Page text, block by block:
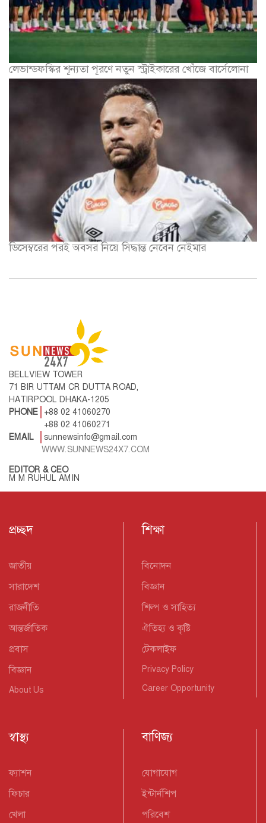
লেভান্ডফস্কির শূন্যতা পূরণে নতুন স্ট্রাইকারের খোঁজে বার্সেলোনা
ডিসেম্বরের পরই অবসর নিয়ে সিদ্ধান্ত নেবেন নেইমার
BELLVIEW TOWER
71 BIR UTTAM CR DUTTA ROAD,
HATIRPOOL DHAKA-1205
PHONE
+88 02 41060270
+88 02 41060271
EMAIL
sunnewsinfo@gmail.com
WWW.SUNNEWS24X7.COM
EDITOR & CEO
M M RUHUL AMIN
প্রচ্ছদ
জাতীয়
সারাদেশ
রাজনীতি
আন্তর্জাতিক
প্রবাস
বিজ্ঞান
About Us
শিক্ষা
বিনোদন
বিজ্ঞান
শিল্প ও সাহিত্য
ঐতিহ্য ও কৃষ্টি
টেকলাইফ
Privacy Policy
Career Opportunity
স্বাস্থ্য
ফ্যাশন
ফিচার
খেলা
বাণিজ্য
যোগাযোগ
ইন্টার্নশিপ
পরিবেশ